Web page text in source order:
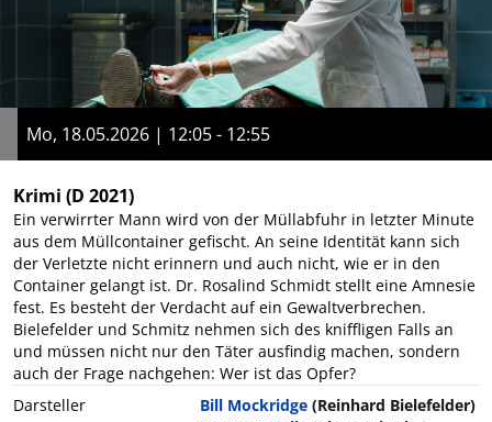
Mo, 18.05.2026 | 12:05 - 12:55
Krimi (D 2021)
Ein verwirrter Mann wird von der Müllabfuhr in letzter Minute
aus dem Müllcontainer gefischt. An seine Identität kann sich
der Verletzte nicht erinnern und auch nicht, wie er in den
Container gelangt ist. Dr. Rosalind Schmidt stellt eine Amnesie
fest. Es besteht der Verdacht auf ein Gewaltverbrechen.
Bielefelder und Schmitz nehmen sich des kniffligen Falls an
und müssen nicht nur den Täter ausfindig machen, sondern
auch der Frage nachgehen: Wer ist das Opfer?
Darsteller
Bill Mockridge (Reinhard Bielefelder)